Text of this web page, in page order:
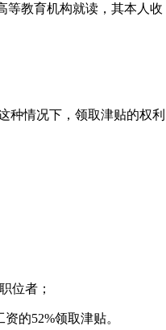
等教育机构就读，其本人收
种情况下，领取津贴的权利
位者；
的52%领取津贴。